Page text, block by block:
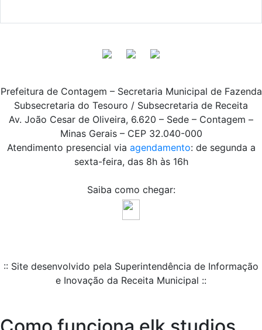
Prefeitura de Contagem – Secretaria Municipal de Fazenda
Subsecretaria do Tesouro / Subsecretaria de Receita
Av. João Cesar de Oliveira, 6.620 – Sede – Contagem –
Minas Gerais – CEP 32.040-000
Atendimento presencial via agendamento: de segunda a
sexta-feira, das 8h às 16h
Saiba como chegar:
:: Site desenvolvido pela Superintendência de Informação
e Inovação da Receita Municipal ::